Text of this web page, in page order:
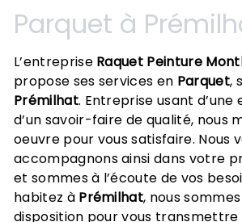
Parquet à
L’entreprise Raquet Peinture
propose ses services en Parquet,
Prémilhat. Entreprise usant
d’un savoir-faire de qualité, nous
oeuvre pour vous satisfaire. Nous
accompagnons ainsi dans votre
et sommes à l’écoute de vos
habitez à Prémilhat, nous
disposition pour vous transmettre